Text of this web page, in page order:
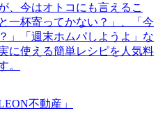
、今はオトコにも言えるこ
一杯寄ってかない？」、「今
」「週末ホムパしようよ」な
に使える簡単レシピを人気料
。
不動産」